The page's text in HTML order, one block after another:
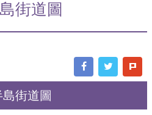
街道圖
街道圖